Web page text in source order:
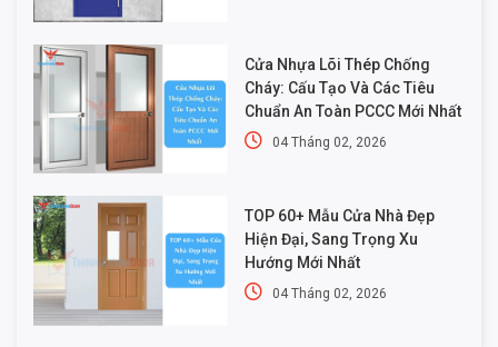
Cửa Nhựa Lõi Thép Chống
Cháy: Cấu Tạo Và Các Tiêu
Chuẩn An Toàn PCCC Mới Nhất
04 Tháng 02, 2026
TOP 60+ Mẫu Cửa Nhà Đẹp
Hiện Đại, Sang Trọng Xu
Hướng Mới Nhất
04 Tháng 02, 2026